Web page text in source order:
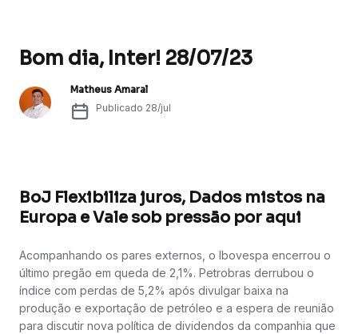
Bom dia, Inter! 28/07/23
Matheus Amaral
Publicado 28/jul
BoJ Flexibiliza juros, Dados mistos na
Europa e Vale sob pressão por aqui
Acompanhando os pares externos, o Ibovespa encerrou o
último pregão em queda de 2,1%. Petrobras derrubou o
índice com perdas de 5,2% após divulgar baixa na
produção e exportação de petróleo e a espera de reunião
para discutir nova política de dividendos da companhia que